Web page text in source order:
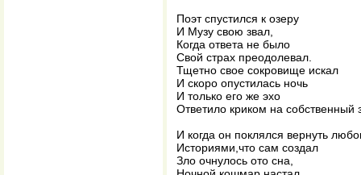
Поэт спустился к озеру
И Музу свою звал,
Когда ответа не было
Свой страх преодолевал.
Тщетно свое сокровище искал
И скоро опустилась ночь
И только его же эхо
Ответило криком на собственный
И когда он поклялся вернуть
Историями,что сам создал
Зло очнулось ото сна,